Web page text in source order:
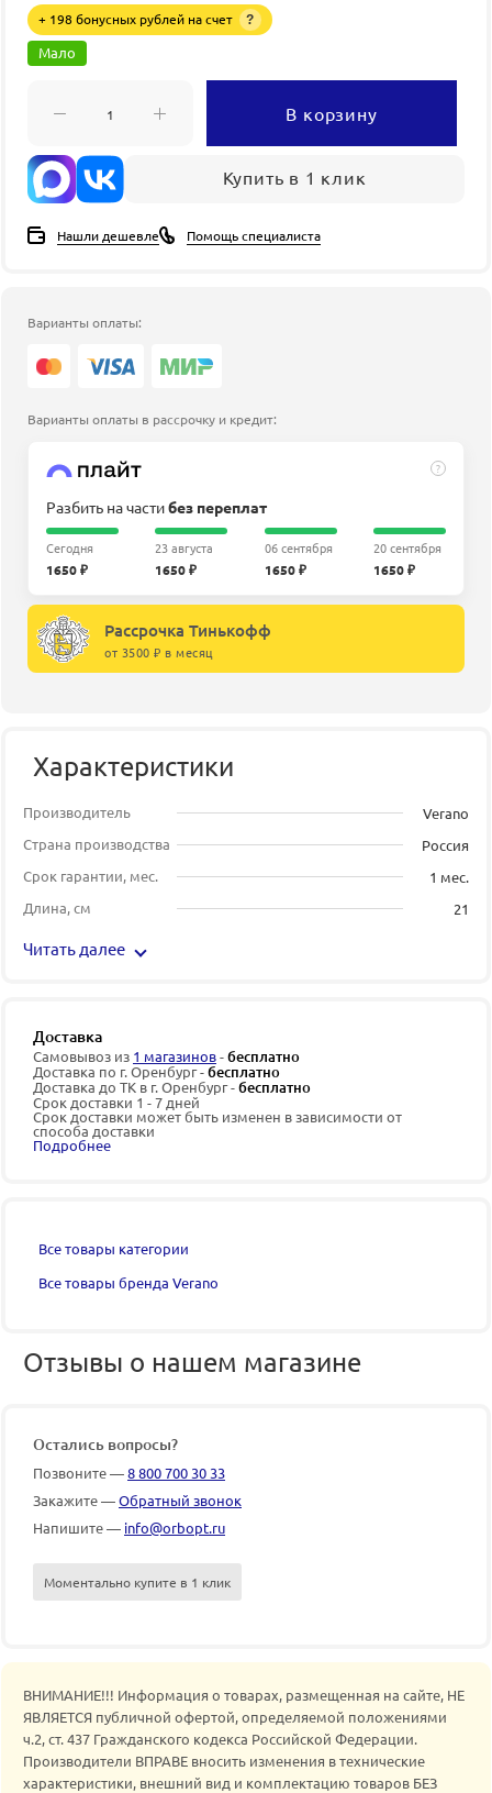
+ 198 бонусных рублей на счет ?
Мало
В корзину
Купить в 1 клик
Нашли дешевле Помощь специалиста
Варианты оплаты:
Варианты оплаты в рассрочку и кредит:
?
Разбить на частибез переплат
Сегодня
1650 ₽
23 августа
1650 ₽
06 сентября
1650 ₽
20 сентября
1650 ₽
Рассрочка Тинькофф
от 3500 ₽ в месяц
Характеристики
Производитель
Verano
Страна производства
Россия
Срок гарантии, мес.
1 мес.
Длина, см
21
Читать далее
Доставка
Самовывоз из 1 магазинов-бесплатно
Доставка по г. Оренбург -бесплатно
Доставка до ТК в г. Оренбург -бесплатно
Срок доставки 1 - 7 дней
Срок доставки может быть изменен в зависимости от
способа доставки
Подробнее
Все товары категории
Все товары бренда Verano
Отзывы о нашем магазине
Остались вопросы?
Позвоните —8 800 700 30 33
Закажите —Обратный звонок
Напишите — info@orbopt.ru
Моментально купите в 1 клик
ВНИМАНИЕ!!! Информация о товарах, размещенная на сайте, НЕ
ЯВЛЯЕТСЯ публичной офертой, определяемой положениями
ч.2, ст. 437 Гражданского кодекса Российской Федерации.
Производители ВПРАВЕ вносить изменения в технические
характеристики, внешний вид и комплектацию товаров БЕЗ